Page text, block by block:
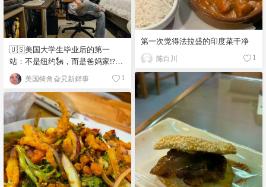
第一次觉得法拉盛的印度菜干净
陈白川 1
🇺🇸美国大学生毕业后的第一
站：不是纽约🗽，而是爸妈家⁉️😂
🏠
美国犄角旮旯新鲜事 1